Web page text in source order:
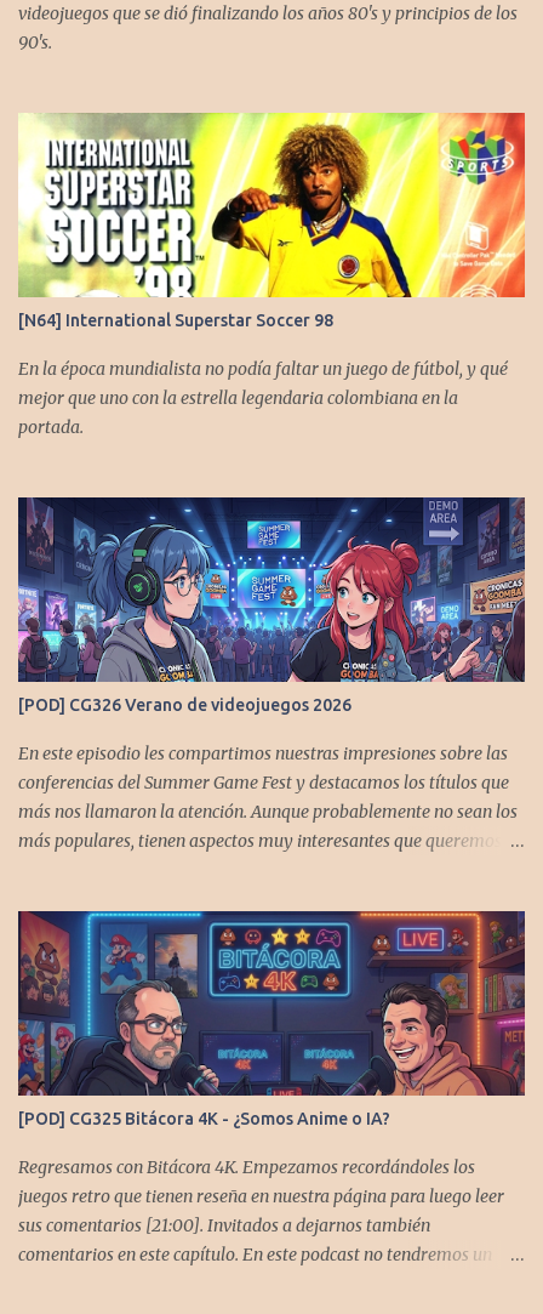
videojuegos que se dió finalizando los años 80's y principios de los
90's.
[N64] International Superstar Soccer 98
En la época mundialista no podía faltar un juego de fútbol, y qué
mejor que uno con la estrella legendaria colombiana en la
portada.
[POD] CG326 Verano de videojuegos 2026
En este episodio les compartimos nuestras impresiones sobre las
conferencias del Summer Game Fest y destacamos los títulos que
más nos llamaron la atención. Aunque probablemente no sean los
más populares, tienen aspectos muy interesantes que queremos
nos agregan a sus plataformas de podcast y nos dejan
comentarios en las cuentas de redes. Spotify YouTube. Twitter -
https://x.com/CronicasGoomba Instagram -
https://www.instagram.com/cronicasgoomba/ Facebook -
https://www.facebook.com/CronicasGoomba Si no estamos en tu
plataforma nos puedes agregarcn el código rss:
https://anchor.fm/s/10d1f3318/podcast/rss
[POD] CG325 Bitácora 4K - ¿Somos Anime o IA?
Regresamos con Bitácora 4K. Empezamos recordándoles los
juegos retro que tienen reseña en nuestra página para luego leer
sus comentarios [21:00]. Invitados a dejarnos también
comentarios en este capítulo. En este podcast no tendremos un